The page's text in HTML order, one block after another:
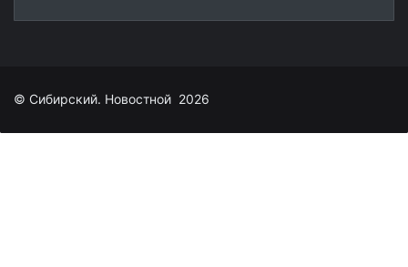
© Сибирский. Новостной 2026